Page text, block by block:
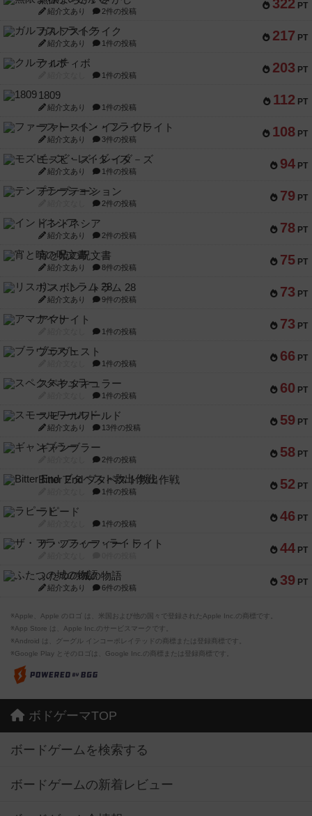
322 PT
紹介文あり 2件の投稿
217 PT
ガルフストライク
紹介文あり 1件の投稿
203 PT
クルティボ
1件の投稿
112 PT
1809
紹介文あり 1件の投稿
108 PT
ファースト・イン・フライト
紹介文あり 3件の投稿
94 PT
モズビ－ズ・レイダ－ズ
紹介文あり 1件の投稿
79 PT
テンプテーション
2件の投稿
78 PT
インドネシア
紹介文あり 2件の投稿
75 PT
宵と暁の呪文書
紹介文あり 8件の投稿
73 PT
リスボン・トラム 28
紹介文あり 9件の投稿
73 PT
アマナイト
1件の投稿
66 PT
ブラヴェスト
1件の投稿
60 PT
スペクタキュラー
1件の投稿
59 PT
スモールワールド
紹介文あり 13件の投稿
58 PT
ギャンブラー
2件の投稿
52 PT
Bitter End ブタペスト救出作戦
1件の投稿
46 PT
ラピード
1件の投稿
44 PT
ザ・フラッフィー・ライト
39 PT
ふたつの城の物語
紹介文あり 6件の投稿
※Apple、Apple のロゴ は、米国および他の国々で登録されたApple Inc.の商標です。
※App Store は、Apple Inc.のサービスマークです。
※Android は、グーグル インコーポレイテッドの商標または登録商標です。
※Google Play とそのロゴは、Google Inc.の商標または登録商標です。
ボドゲーマTOP
ボードゲームを検索する
ボードゲームの新着レビュー